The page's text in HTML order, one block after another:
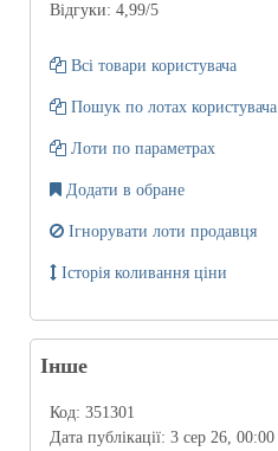
Відгуки: 4,99/5
Всі товари користувача
Пошук по лотах користувача
Лоти по параметрах
Додати в обране
Ігнорувати лоти продавця
Історія коливання ціни
Інше
Код: 351301
Дата публікації: 3 сер 26, 00:00